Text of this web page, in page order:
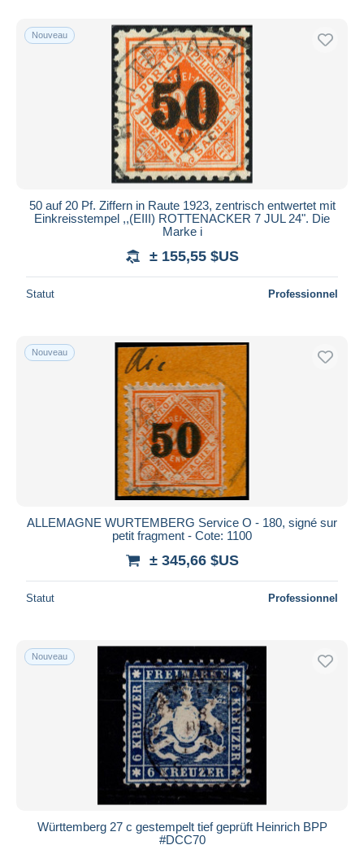
Nouveau
50 auf 20 Pf. Ziffern in Raute 1923, zentrisch entwertet mit
Einkreisstempel ,,(EIII) ROTTENACKER 7 JUL 24". Die
Marke i
± 155,55 $US
Statut Professionnel
Nouveau
ALLEMAGNE WURTEMBERG Service O - 180, signé sur
petit fragment - Cote: 1100
± 345,66 $US
Statut Professionnel
Nouveau
Württemberg 27 c gestempelt tief geprüft Heinrich BPP
#DCC70